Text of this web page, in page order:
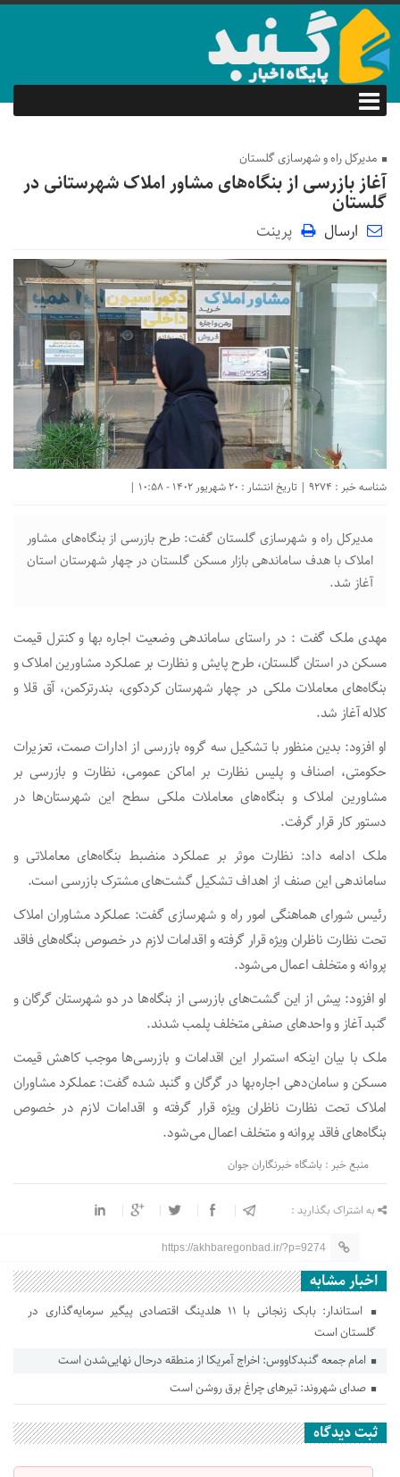
مدیرکل راه و شهرسازی گلستان
آغاز بازرسی از بنگاه‌های مشاور املاک شهرستانی در
گلستان
ارسال پرینت
شناسه خبر : 9274 | تاریخ انتشار : 20 شهریور 1402 - 10:58 |
مدیرکل راه و شهرسازی گلستان گفت: طرح بازرسی از بنگاه‌های مشاور
املاک با هدف ساماندهی بازار مسکن گلستان در چهار شهرستان استان
آغاز شد.
مهدی ملک گفت : در راستای ساماندهی وضعیت اجاره‌ بها و کنترل قیمت
مسکن در استان گلستان، طرح پایش و نظارت بر عملکرد مشاورین املاک و
بنگاه‌های معاملات ملکی در چهار شهرستان کردکوی، بندرترکمن، آق قلا و
کلاله آغاز شد.
او افزود: بدین منظور با تشکیل سه گروه بازرسی از ادارات صمت، تعزیرات
حکومتی، اصناف و پلیس نظارت بر اماکن عمومی، نظارت و بازرسی بر
مشاورین املاک و بنگاه‌های معاملات ملکی سطح این شهرستان‌ها در
دستور کار قرار گرفت.
ملک ادامه داد: نظارت موثر بر عملکرد منضبط بنگاه‌های معاملاتی و
ساماندهی این صنف از اهداف تشکیل گشت‌های مشترک بازرسی است.
رئیس شورای هماهنگی امور راه و شهرسازی گفت: عملکرد مشاوران املاک
تحت نظارت ناظران ویژه قرار گرفته و اقدامات لازم در خصوص بنگاه‌های فاقد
پروانه و متخلف اعمال می‌شود.
او افزود: پیش از این گشت‌های بازرسی از بنگاه‌ها در دو شهرستان گرگان و
گنبد آغاز و واحد‌های صنفی متخلف پلمب شدند.
ملک با بیان اینکه استمرار این اقدامات و بازرسی‌ها موجب کاهش قیمت
مسکن و سامان‌دهی اجاره‌بها در گرگان و گنبد شده گفت: عملکرد مشاوران
املاک تحت نظارت ناظران ویژه قرار گرفته و اقدامات لازم در خصوص
بنگاه‌های فاقد پروانه و متخلف اعمال می‌شود.
منبع خبر : باشگاه خبرنگاران جوان
به اشتراک بگذارید :
https://akhbaregonbad.ir/?p=9274
اخبار مشابه
استاندار: بابک زنجانی با ۱۱ هلدینگ اقتصادی پیگیر سرمایه‌گذاری در
گلستان است
امام جمعه گنبدکاووس: اخراج آمریکا از منطقه درحال نهایی‌شدن است
صدای شهروند: تیرهای چراغ برق روشن است
ثبت دیدگاه